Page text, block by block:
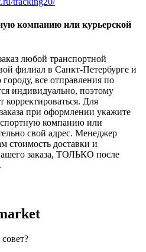
компанию или курьерской
любой транспортной
филиал в Санкт-Петербурге и
городу, все отправления по
индивидуально, поэтому
корректироваться. Для
при оформлении укажите
компанию или
свой адрес. Менеджер
стоимость доставки и
заказа, ТОЛЬКО после